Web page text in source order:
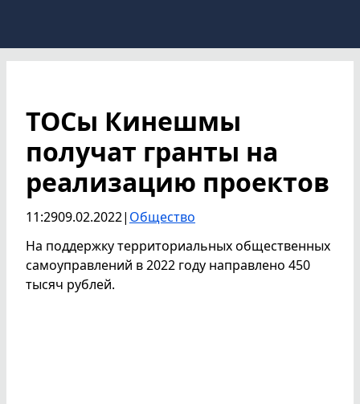
ТОСы Кинешмы
получат гранты на
реализацию проектов
11:2909.02.2022| Общество
На поддержку территориальных общественных
самоуправлений в 2022 году направлено 450
тысяч рублей.